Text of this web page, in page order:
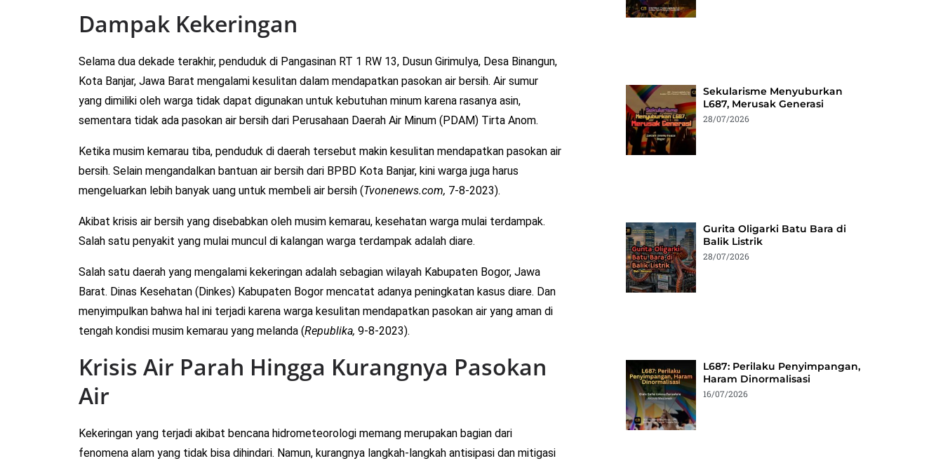
Dampak Kekeringan
Selama dua dekade terakhir, penduduk di Pangasinan RT 1 RW 13, Dusun Girimulya, Desa Binangun,
Kota Banjar, Jawa Barat mengalami kesulitan dalam mendapatkan pasokan air bersih. Air sumur
yang dimiliki oleh warga tidak dapat digunakan untuk kebutuhan minum karena rasanya asin,
sementara tidak ada pasokan air bersih dari Perusahaan Daerah Air Minum (PDAM) Tirta Anom.
Ketika musim kemarau tiba, penduduk di daerah tersebut makin kesulitan mendapatkan pasokan air
bersih. Selain mengandalkan bantuan air bersih dari BPBD Kota Banjar, kini warga juga harus
mengeluarkan lebih banyak uang untuk membeli air bersih (Tvonenews.com, 7-8-2023).
Akibat krisis air bersih yang disebabkan oleh musim kemarau, kesehatan warga mulai terdampak.
Salah satu penyakit yang mulai muncul di kalangan warga terdampak adalah diare.
Salah satu daerah yang mengalami kekeringan adalah sebagian wilayah Kabupaten Bogor, Jawa
Barat. Dinas Kesehatan (Dinkes) Kabupaten Bogor mencatat adanya peningkatan kasus diare. Dan
menyimpulkan bahwa hal ini terjadi karena warga kesulitan mendapatkan pasokan air yang aman di
tengah kondisi musim kemarau yang melanda (Republika, 9-8-2023).
Krisis Air Parah Hingga Kurangnya Pasokan
Air
Kekeringan yang terjadi akibat bencana hidrometeorologi memang merupakan bagian dari
fenomena alam yang tidak bisa dihindari. Namun, kurangnya langkah-langkah antisipasi dan mitigasi
Sekularisme Menyuburkan
L687, Merusak Generasi
28/07/2026
Gurita Oligarki Batu Bara di
Balik Listrik
28/07/2026
L687: Perilaku Penyimpangan,
Haram Dinormalisasi
16/07/2026